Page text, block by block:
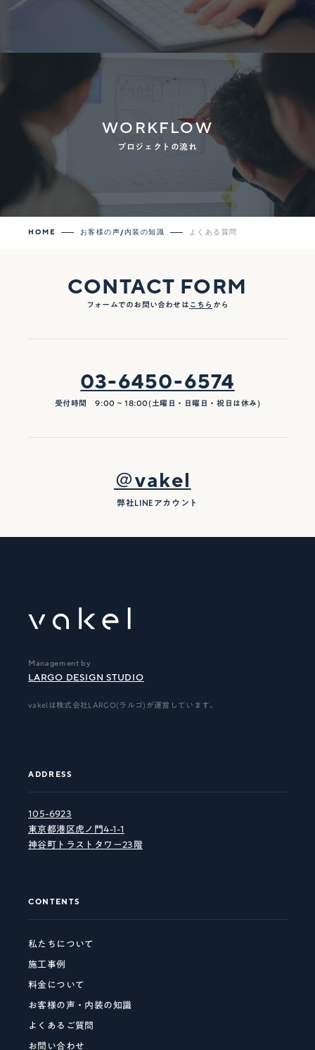
WORKFLOW
プロジェクトの流れ
HOME お客様の声/内装の知識 よくある質問
CONTACT FORM
フォームでのお問い合わせは こちら から
03-6450-6574
受付時間 9:00 ~ 18:00(土曜日・日曜日・祝日は休み)
＠vakel
弊社LINEアカウント
Management by
LARGO DESIGN STUDIO
vakelは株式会社LARGO(ラルゴ)が運営しています。
ADDRESS
105-6923
東京都港区虎ノ門4-1-1
神谷町トラストタワー23階
CONTENTS
私たちについて
施工事例
料金について
お客様の声・内装の知識
よくあるご質問
お問い合わせ